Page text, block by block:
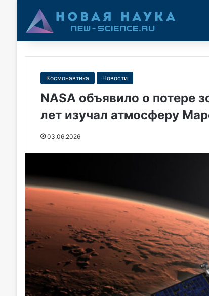
Космонавтика Новости
NASA объявило о потере
лет изучал атмосферу
03.06.2026